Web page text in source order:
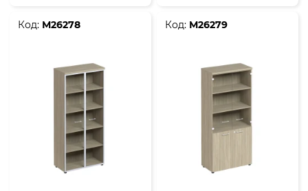
Код: М26278 Код: М26279